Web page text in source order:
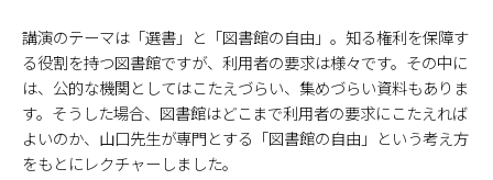
講演のテーマは「選書」と「図書館の自由」。知る権利を保障す
る役割を持つ図書館ですが、利用者の要求は様々です。その中に
は、公的な機関としてはこたえづらい、集めづらい資料もありま
す。そうした場合、図書館はどこまで利用者の要求にこたえれば
よいのか、山口先生が専門とする「図書館の自由」という考え方
をもとにレクチャーしました。